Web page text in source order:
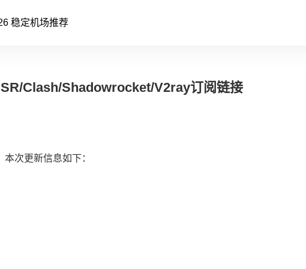
稳定机场推荐
Clash/Shadowrocket/V2ray订阅链接
次更新信息如下：